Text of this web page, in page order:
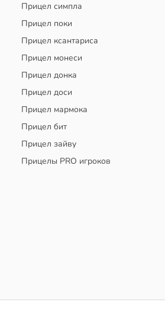
Прицел симпла
Прицел поки
Прицел ксантариса
Прицел монеси
Прицел донка
Прицел доси
Прицел мармока
Прицел бит
Прицел зайву
Прицелы PRO игроков